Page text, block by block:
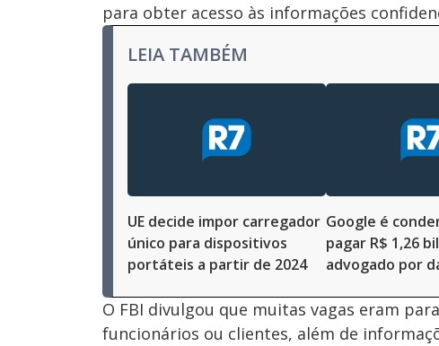
para obter acesso às informações
LEIA TAMBÉM
UE decide impor carregador
único para dispositivos
portáteis a partir de 2024
Google é
pagar R$ 1,26
advogado por
O FBI divulgou que muitas vagas eram
funcionários ou clientes, além de